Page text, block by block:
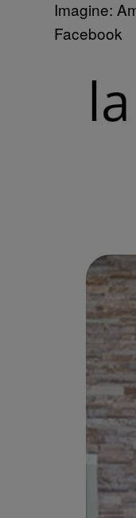
Imagine:
Facebook